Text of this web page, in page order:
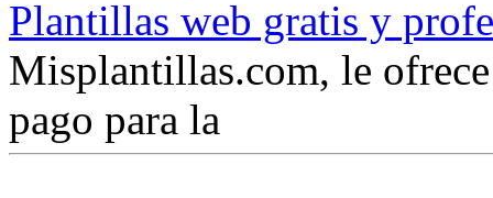
Plantillas web gratis y
Misplantillas.com, le
pago para la